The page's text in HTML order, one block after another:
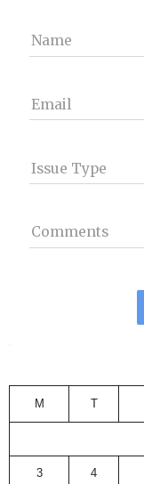
Name
Email
Issue Type
Comments
M T
3 4